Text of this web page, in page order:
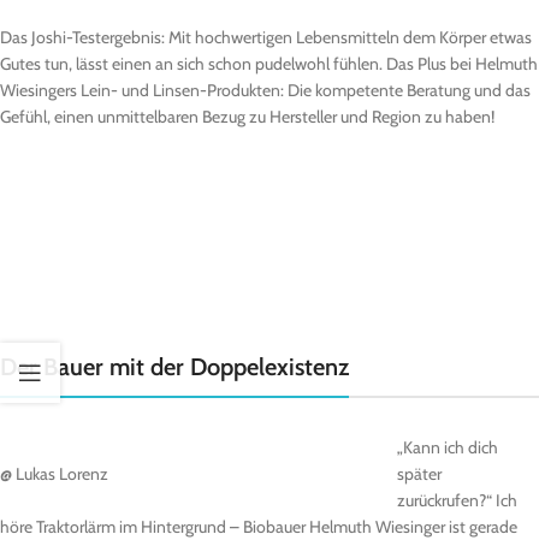
Das Joshi-Testergebnis: Mit hochwertigen Lebensmitteln dem Körper etwas
Gutes tun, lässt einen an sich schon pudelwohl fühlen. Das Plus bei Helmuth
Wiesingers Lein- und Linsen-Produkten: Die kompetente Beratung und das
Gefühl, einen unmittelbaren Bezug zu Hersteller und Region zu haben!
Der Bauer mit der Doppelexistenz
@ Lukas Lorenz
„Kann ich dich
später
zurückrufen?“ Ich
höre Traktorlärm im Hintergrund – Biobauer Helmuth Wiesinger ist gerade